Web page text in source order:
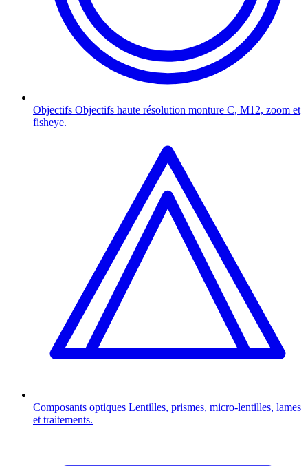
Objectifs Objectifs haute résolution monture C, M12, zoom et
fisheye.
Composants optiques Lentilles, prismes, micro-lentilles, lames
et traitements.